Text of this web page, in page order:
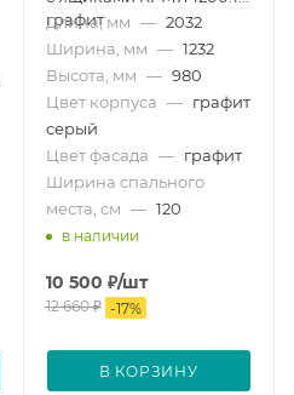
графит
Длина, мм — 2032
Ширина, мм — 1232
Высота, мм — 980
Цвет корпуса — графит
серый
Цвет фасада — графит
Ширина спального
места, см — 120
в наличии
10 500 ₽/шт
12 660₽ -17%
В КОРЗИНУ